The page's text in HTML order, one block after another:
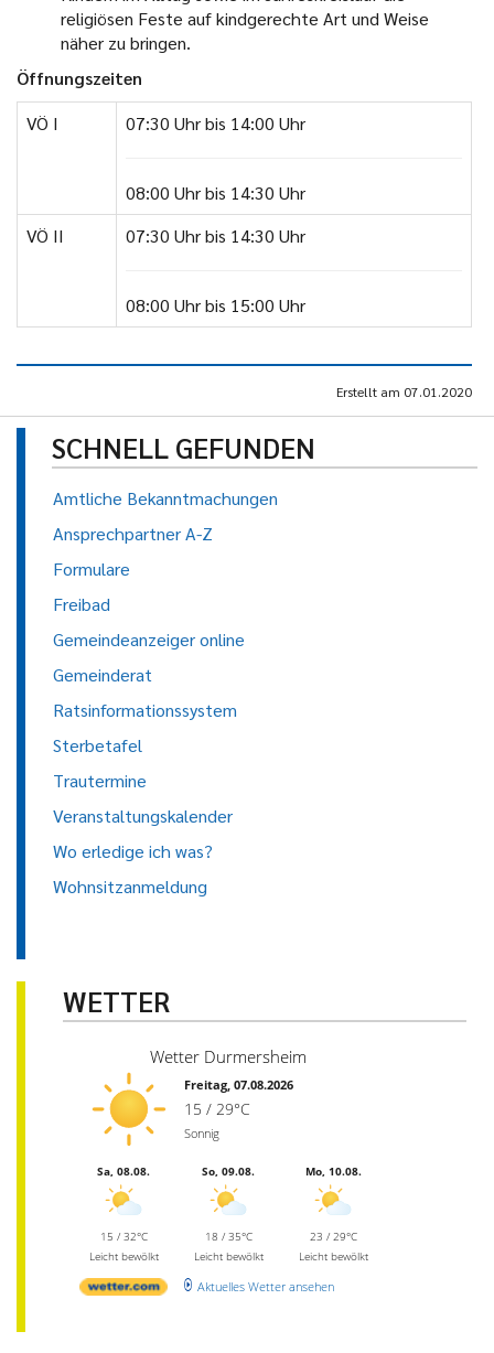
religiösen Feste auf kindgerechte Art und Weise
näher zu bringen.
Öffnungszeiten
VÖ I
07:30 Uhr bis 14:00 Uhr
08:00 Uhr bis 14:30 Uhr
VÖ II
07:30 Uhr bis 14:30 Uhr
08:00 Uhr bis 15:00 Uhr
Erstellt am 07.01.2020
SCHNELL GEFUNDEN
Amtliche Bekanntmachungen
Ansprechpartner A-Z
Formulare
Freibad
Gemeindeanzeiger online
Gemeinderat
Ratsinformationssystem
Sterbetafel
Trautermine
Veranstaltungskalender
Wo erledige ich was?
Wohnsitzanmeldung
WETTER
Wetter Durmersheim
Freitag, 07.08.2026
15 / 29°C
Sonnig
Sa, 08.08.
15 / 32°C
Leicht bewölkt
So, 09.08.
18 / 35°C
Leicht bewölkt
Mo, 10.08.
23 / 29°C
Leicht bewölkt
Aktuelles Wetter ansehen